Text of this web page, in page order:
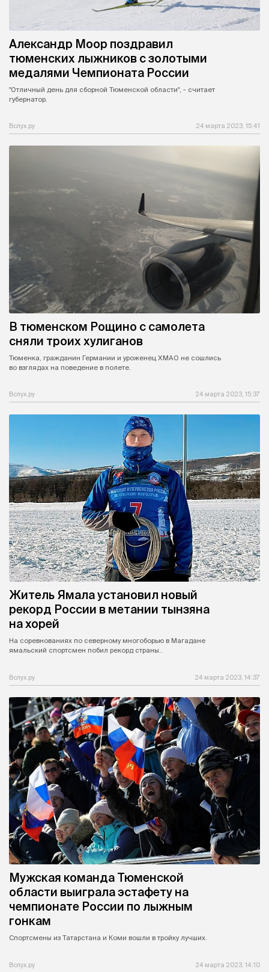
Александр Моор поздравил
тюменских лыжников с золотыми
медалями Чемпионата России
"Отличный день для сборной Тюменской области", - считает
губернатор.
Вслух.ру 24 марта 2023, 15:41
В тюменском Рощино с самолета
сняли троих хулиганов
Тюменка, гражданин Германии и уроженец ХМАО не сошлись
во взглядах на поведение в полете.
Вслух.ру 24 марта 2023, 15:37
Житель Ямала установил новый
рекорд России в метании тынзяна
на хорей
На соревнованиях по северному многоборью в Магадане
ямальский спортсмен побил рекорд страны..
Вслух.ру 24 марта 2023, 14:37
Мужская команда Тюменской
области выиграла эстафету на
чемпионате России по лыжным
гонкам
Спортсмены из Татарстана и Коми вошли в тройку лучших.
Вслух.ру 24 марта 2023, 14:10